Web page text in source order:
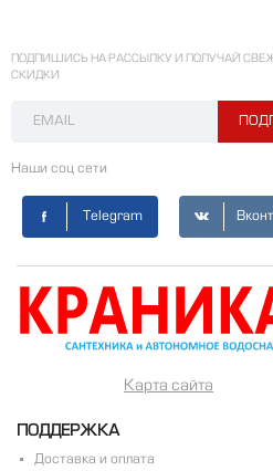
ПОДПИШИСЬ НА РАССЫЛКУ И ПОЛУЧАЙ
СКИДКИ
Наши соц сети
Telegram
Карта сайта
ПОДДЕРЖКА
Доставка и оплата